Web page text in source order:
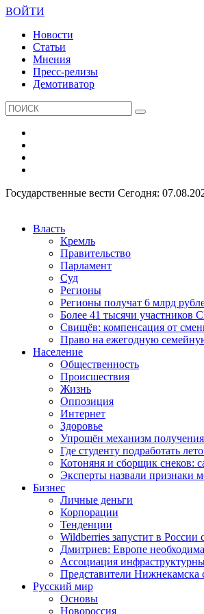
ВОЙТИ
Новости
Статьи
Мнения
Пресс-релизы
Демотиватор
Государственные вести Сегодня:
Власть
Кремль
Правительство
Парламент
Суд
Регионы
Регионы получат 6 млрд
Более 41 тысячи участников
Свищёв: компенсация от
Право на ежегодную
Население
Общественность
Происшествия
Жизнь
Оппозиция
Интернет
Здоровье
Упрощён механизм
Где студенту подработать
Котоняня и сборщик снеков:
Эксперты назвали признаки
Бизнес
Личные деньги
Корпорации
Тенденции
Wildberries запустит в России
Дмитриев: Европе
Ассоциация
Представители Нижнекамска
Русский мир
Основы
Новороссия